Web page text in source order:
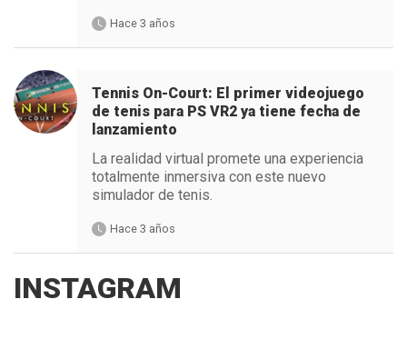
Hace 3 años
Tennis On-Court: El primer videojuego
de tenis para PS VR2 ya tiene fecha de
lanzamiento
La realidad virtual promete una experiencia
totalmente inmersiva con este nuevo
simulador de tenis.
Hace 3 años
INSTAGRAM